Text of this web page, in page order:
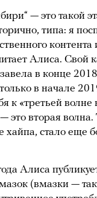
— это такой
типа: я
контента
Алиса. Свой
в конце
в начале
к «третьей волне
это вторая
хайпа, стало еще
Алиса
(вмазки —